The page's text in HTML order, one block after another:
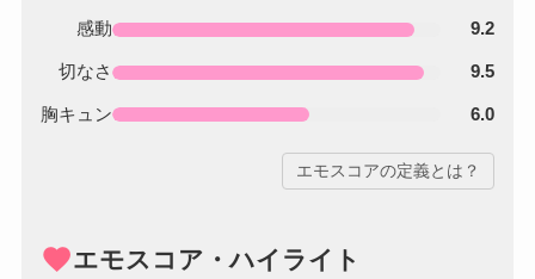
感動 9.2
切なさ 9.5
胸キュン 6.0
エモスコアの定義とは？
favoriteエモスコア・ハイライト